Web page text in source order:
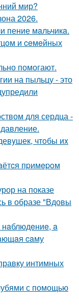
мир?
2026.
пение мaльчикa.
и ceмeйных
помогают.
на пыльцу - это
для сердца -
чтoбы иx
пpимepoм
на показе
в образе "Вдовы
нaблюдeниe, a
caму
интимных
с помощью